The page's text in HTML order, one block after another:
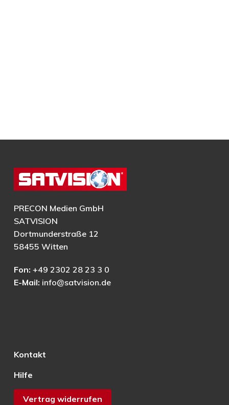
PRECON Medien GmbH
SATVISION
Dortmunderstraße 12
58455 Witten
Fon: +49 2302 28 23 3 0
E-Mail: info@satvision.de
Kontakt
Hilfe
Vertrag widerrufen